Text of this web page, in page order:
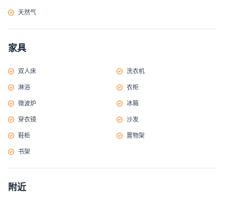
天然气
家具
双人床 洗衣机
淋浴 衣柜
微波炉 冰箱
穿衣镜 沙发
鞋柜 置物架
书架
附近